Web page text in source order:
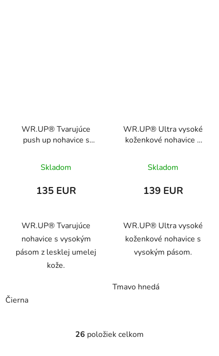
WR.UP® Tvarujúce
push up nohavice s
lesklej umelej kože,
WRUP1HF309
Skladom
135 EUR
WR.UP® Tvarujúce
nohavice s vysokým
pásom z lesklej umelej
kože.
Čierna
WR.UP® Ultra vysoké
koženkové nohavice s
WRUP2HHF328
Skladom
139 EUR
WR.UP® Ultra vysoké
koženkové nohavice s
vysokým pásom.
Tmavo hnedá
O
26 položiek celkom